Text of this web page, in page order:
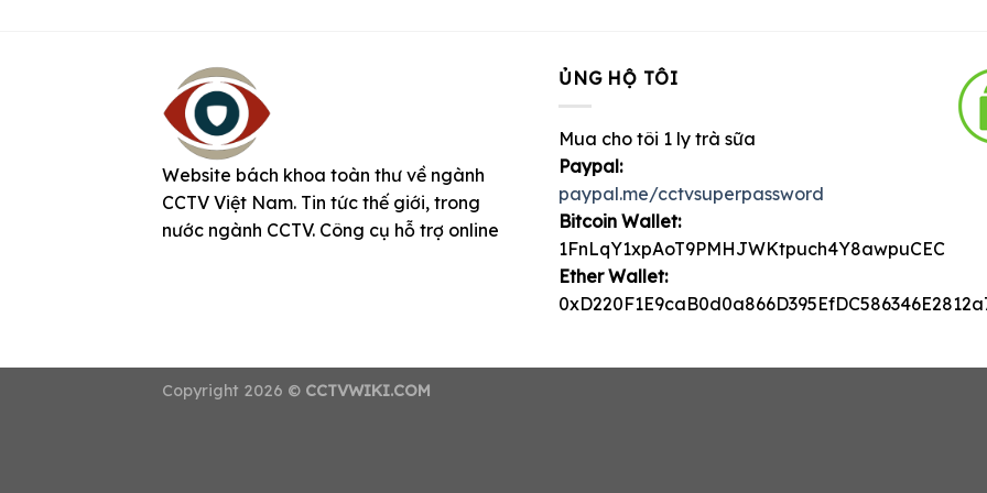
Website bách khoa toàn thư về ngành
CCTV Việt Nam. Tin tức thế giới, trong
nước ngành CCTV. Công cụ hỗ trợ online
ỦNG HỘ TÔI
Mua cho tôi 1 ly trà sữa
Paypal:
paypal.me/cctvsuperpassword
Bitcoin Wallet:
1FnLqY1xpAoT9PMHJWKtpuch4Y8awpuCEC
Ether Wallet:
Copyright 2026 © CCTVWIKI.COM